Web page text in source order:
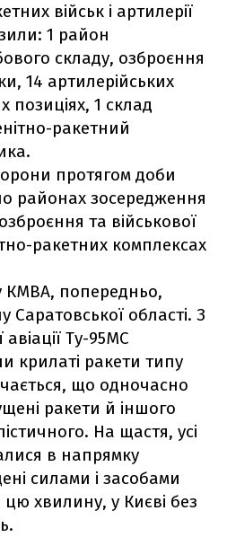
військ і артилерії
1 район
складу, озброєння
14 артилерійських
позиціях, 1 склад
ракетний
протягом доби
районах зосередження
та військової
ракетних комплексах
КМВА, попередньо,
Саратовської області. З
авіації Ту-95МС
крилаті ракети типу
що одночасно
ракети й іншого
На щастя, усі
в напрямку
силами і засобами
хвилину, у Києві без